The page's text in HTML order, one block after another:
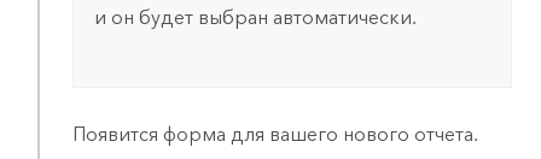
и он будет выбран автоматически.
Появится форма для вашего нового отчета.